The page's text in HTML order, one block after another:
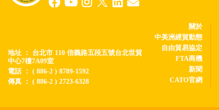
地址 ： 台北市 110 信義路五段五號台北世貿
中心7樓7A09室
電話 ： ( 886-2 ) 8789-1592
傳真 ： ( 886-2 ) 2723-6328
關於
中美洲經貿動態
自由貿易協定
FTA商機
新聞
CATO官網